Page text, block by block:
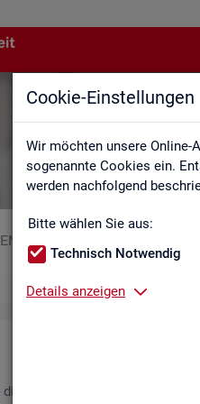
Cookie-Einstellungen
Wir möchten unsere Online-
sogenannte Cookies ein.
werden nachfolgend
Bitte wählen Sie aus:
Technisch Notwendig
Details anzeigen
wich­tigs­ten Daten zum